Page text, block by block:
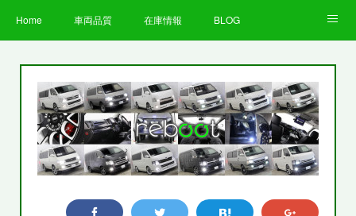
Home 車両品質 在庫情報 BLOG
お客様の声 STAFF 企業情報
プライバシーポリシー